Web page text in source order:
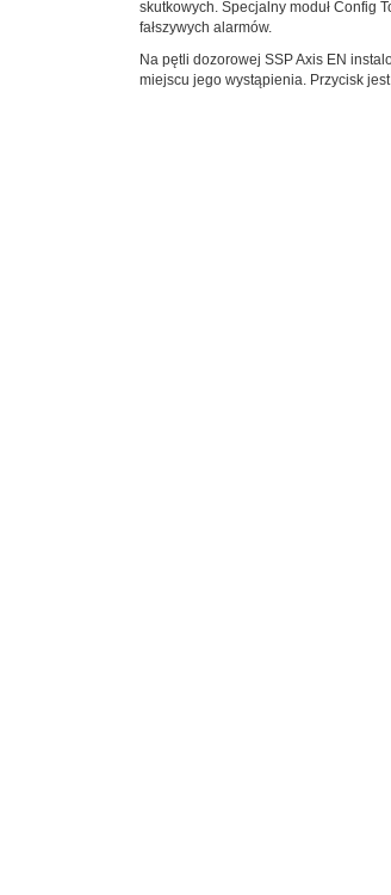
skutkowych. Specjalny moduł Config
fałszywych alarmów.
Na pętli dozorowej SSP Axis EN
miejscu jego wystąpienia. Przycisk